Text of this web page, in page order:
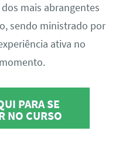
mais abrangentes
sendo ministrado por
ativa no
PARA SE
NO CURSO